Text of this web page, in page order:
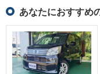
あなたにおすすめ